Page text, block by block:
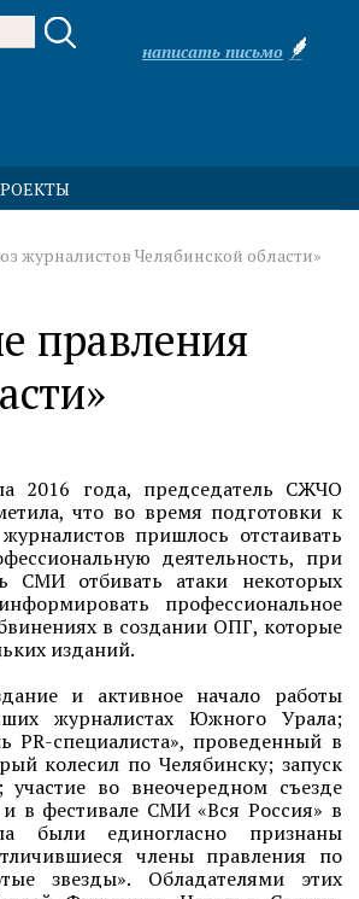
написать письмо
журналистов Челябинской области»
правления
2016 года, председатель СЖЧО
что во время подготовки к
пришлось отстаивать
деятельность, при
СМИ отбивать атаки некоторых
профессиональное
в создании ОПГ, которые
изданий.
и активное начало работы
журналистах Южного Урала;
PR-специалиста», проведенный в
колесил по Челябинску; запуск
во внеочередном съезде
в фестивале СМИ «Вся Россия» в
были единогласно признаны
члены правления по
звезды». Обладателями этих